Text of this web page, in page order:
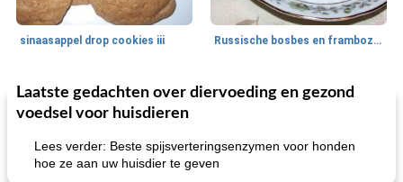
sinaasappel drop cookies iii Russische bosbes en frambozenpudding
5min
Ontbijt 60
Aardappel
Laatste gedachten over diervoeding en gezond
voedsel voor huisdieren
Lees verder: Beste spijsverteringsenzymen voor honden
hoe ze aan uw huisdier te geven